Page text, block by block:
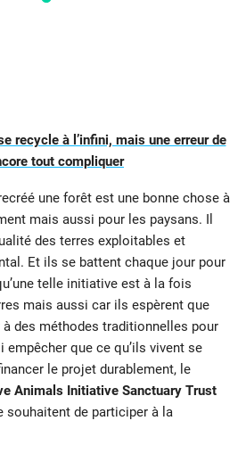
recycle à l’infini, mais une erreur de
tout compliquer
une forêt est une bonne chose à
mais aussi pour les paysans. Il
des terres exploitables et
Et ils se battent chaque jour pour
telle initiative est à la fois
mais aussi car ils espèrent que
des méthodes traditionnelles pour
que ce qu’ils vivent se
le projet durablement, le
Animals Initiative Sanctuary Trust
souhaitent de participer à la